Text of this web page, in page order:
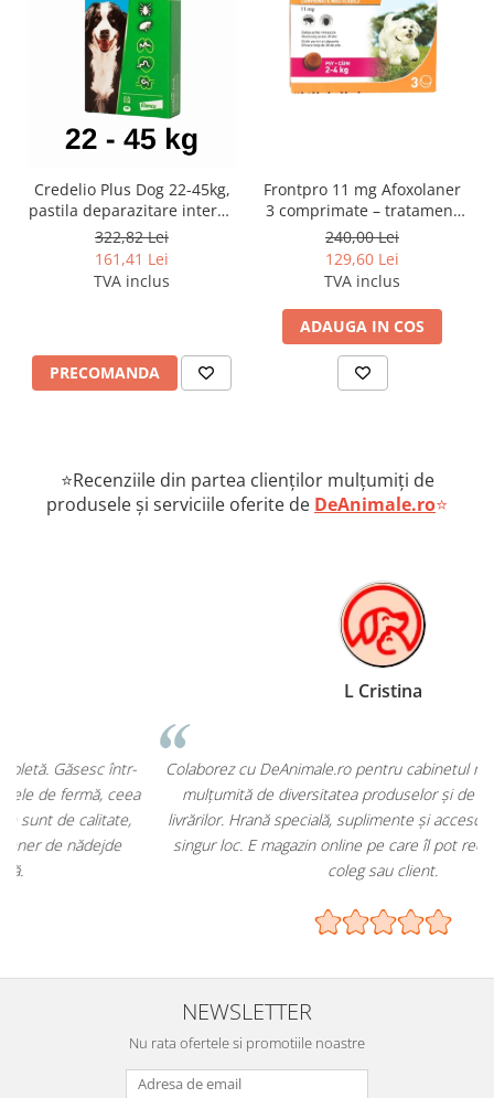
Credelio Plus Dog 22-45kg,
pastila deparazitare interna
si externa
322,82 Lei
161,41 Lei
TVA inclus
PRECOMANDA
Frontpro 11 mg Afoxolaner
3 comprimate – tratament
impotriva puricilor și
căpușelor câini 2-4 kg
240,00 Lei
129,60 Lei
TVA inclus
ADAUGA IN COS
⭐Recenziile din partea clienților mulțumiți de
produsele și serviciile oferite de DeAnimale.ro⭐
Colaborez cu DeAnimale.ro pentru cabinetul meu și sunt foarte
mulțumită de diversitatea produselor și de promptitudinea
livrărilor. Hrană specială, suplimente și accesorii – toate într-un
singur loc. E magazin online pe care îl pot recomanda oricărui
NEWSLETTER
Nu rata ofertele si promotiile noastre